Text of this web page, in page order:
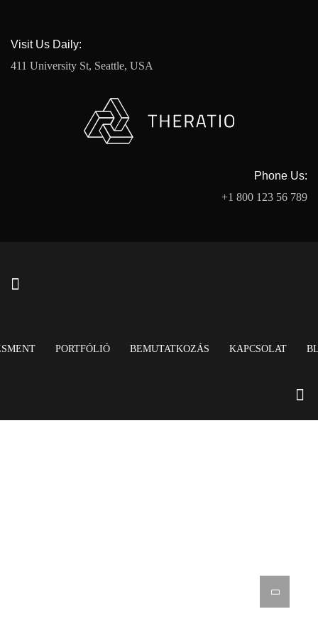
Visit Us Daily:
411 University St, Seattle, USA
Phone Us:
+1 800 123 56 789
PORTFÓLIÓ BEMUTATKOZÁS KAPCSOLAT